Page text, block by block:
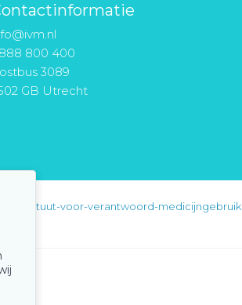
800 400
3089
GB Utrecht
instituut-voor-verantwoord-medicijngebruik